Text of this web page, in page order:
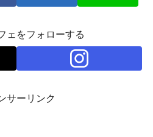
ェをフォローする
サーリンク